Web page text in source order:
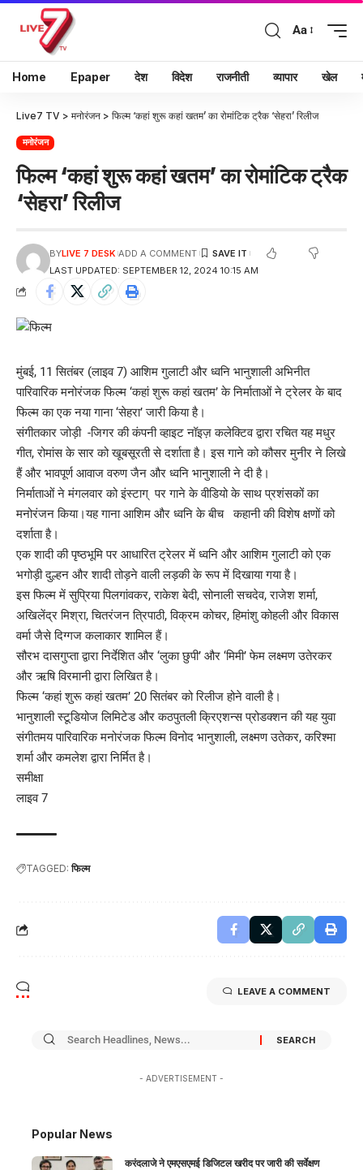
Aa
Home Epaper देश विदेश राजनीती व्यापार खेल
Live7 TV > मनोरंजन > फिल्म ‘कहां शुरू कहां खतम’ का रोमांटिक ट्रैक ‘सेहरा’ रिलीज
मनोरंजन
फिल्म ‘कहां शुरू कहां खतम’ का रोमांटिक ट्रैक
‘सेहरा’ रिलीज
LAST UPDATED: SEPTEMBER 12, 2024 10:15 AM
BYLIVE 7 DESK ADD A COMMENT
मुंबई, 11 सितंबर (लाइव 7) आशिम गुलाटी और ध्वनि भानुशाली अभिनीत
पारिवारिक मनोरंजक फिल्म ‘कहां शुरू कहां खतम’ के निर्माताओं ने ट्रेलर के बाद
फिल्म का एक नया गाना ‘सेहरा’ जारी किया है।
संगीतकार जोड़ी -जिगर की कंपनी व्हाइट नॉइज़ कलेक्टिव द्वारा रचित यह मधुर
गीत, रोमांस के सार को खूबसूरती से दर्शाता है। इस गाने को कौसर मुनीर ने लिखे
हैं और भावपूर्ण आवाज वरुण जैन और ध्वनि भानुशाली ने दी है।
निर्माताओं ने मंगलवार को इंस्टाग् पर गाने के वीडियो के साथ प्रशंसकों का
मनोरंजन किया।यह गाना आशिम और ध्वनि के बीच कहानी की विशेष क्षणों को
दर्शाता है।
एक शादी की पृष्ठभूमि पर आधारित ट्रेलर में ध्वनि और आशिम गुलाटी को एक
भगोड़ी दुल्हन और शादी तोड़ने वाली लड़की के रूप में दिखाया गया है।
इस फिल्म में सुप्रिया पिलगांवकर, राकेश बेदी, सोनाली सचदेव, राजेश शर्मा,
अखिलेंद्र मिश्रा, चितरंजन त्रिपाठी, विक्रम कोचर, हिमांशु कोहली और विकास
वर्मा जैसे दिग्गज कलाकार शामिल हैं।
सौरभ दासगुप्ता द्वारा निर्देशित और ‘लुका छुपी’ और ‘मिमी’ फेम लक्ष्मण उतेरकर
और ऋषि विरमानी द्वारा लिखित है।
फिल्म ‘कहां शुरू कहां खतम’ 20 सितंबर को रिलीज होने वाली है।
भानुशाली स्टूडियोज लिमिटेड और कठपुतली क्रिएशन्स प्रोडक्शन की यह युवा
संगीतमय पारिवारिक मनोरंजक फिल्म विनोद भानुशाली, लक्ष्मण उतेकर, करिश्मा
शर्मा और कमलेश द्वारा निर्मित है।
समीक्षा
लाइव 7
TAGGED: फिल्म
LEAVE A COMMENT
- ADVERTISEMENT -
Popular News
करंदलाजे ने एमएसएमई डिजिटल खरीद पर जारी की सर्वेक्षण